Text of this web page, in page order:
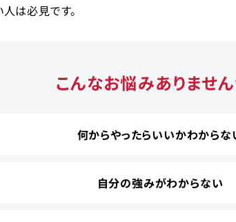
は必見です。
こんなお悩みありません
何からやったらいいかわからな
自分の強みがわからない